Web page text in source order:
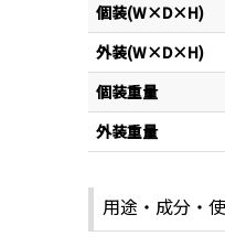
個装(W×D×H)
外装(W×D×H)
個装重量
外装重量
用途・成分・